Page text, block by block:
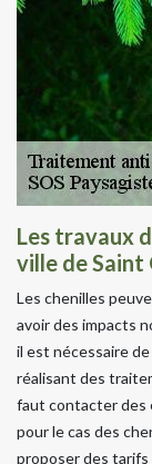
Les travaux
ville de Saint
Les chenilles
avoir des impacts
il est nécessaire
réalisant des
faut contacter des
pour le cas des
proposer des tarifs